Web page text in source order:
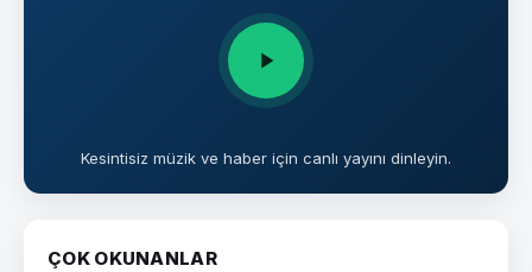
Kesintisiz müzik ve haber için canlı yayını dinleyin.
ÇOK OKUNANLAR